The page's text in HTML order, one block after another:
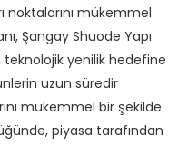
noktalarını mükemmel
Şangay Shuode Yapı
yenilik hedefine
uzun süredir
mükemmel bir şekilde
piyasa tarafından